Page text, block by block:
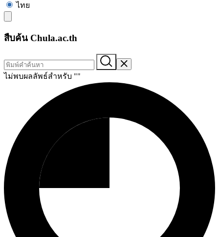
ไทย
สืบค้น Chula.ac.th
ไม่พบผลลัพธ์สำหรับ ""